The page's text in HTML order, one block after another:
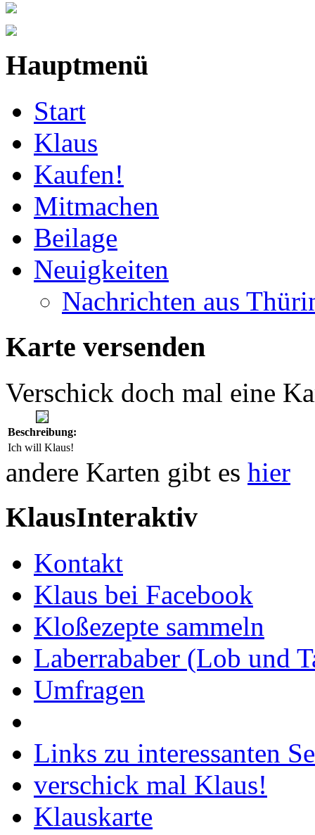
Hauptmenü
Start
Klaus
Kaufen!
Mitmachen
Beilage
Neuigkeiten
Nachrichten aus
Karte versenden
Verschick doch mal eine
Beschreibung:
Ich will Klaus!
andere Karten gibt es hier
KlausInteraktiv
Kontakt
Klaus bei Facebook
Kloßezepte sammeln
Laberrababer (Lob und
Umfragen
Links zu interessanten
verschick mal Klaus!
Klauskarte